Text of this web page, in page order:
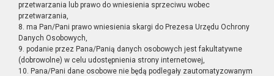
przetwarzania lub prawo do wniesienia sprzeciwu wobec
przetwarzania,
8. ma Pan/Pani prawo wniesienia skargi do Prezesa Urzędu Ochrony
Danych Osobowych,
9. podanie przez Pana/Panią danych osobowych jest fakultatywne
(dobrowolne) w celu udostępnienia strony internetowej,
10. Pana/Pani dane osobowe nie będą podlegały zautomatyzowanym